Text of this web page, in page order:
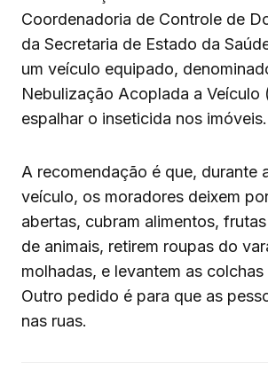
Coordenadoria de Controle de
da Secretaria de Estado da
um veículo equipado,
Nebulização Acoplada a Veículo
espalhar o inseticida nos imóveis.
A recomendação é que, durante
veículo, os moradores deixem
abertas, cubram alimentos,
de animais, retirem roupas do
molhadas, e levantem as colchas
Outro pedido é para que as
nas ruas.